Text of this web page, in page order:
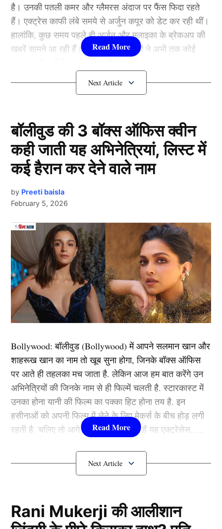
है। उनकी पतली कमर और ग्लैमरस अंदाज पर फैंस फिदा रहते
हैं। एक्ट्रेस काफी लंबे समये से अर्जुन कपूर को डेट कर रही थीं।
हालांकि, कुछ समय पहले ही अर्जुन और मलाइका के ब्रेकअप की
खबरें सामने आ रही हैं। लेकिन इस पर दोनों ने अभी तक कोई
Arora) ने दुख-दर्द पर पोस्ट शेयर किया है, जिसके बाद एक्ट्रेस
का पोस्ट चर्चा में आ गया है।
Malaika Arora को सताई अर्जुन कपूर की
याद
Next Article
बॉलीवुड की 3 बॉक्स ऑफिस क्वीन
कही जाती यह अभिनेत्रियां, लिस्ट में
कई हैरान कर देने वाले नाम
by Preeti baisla
February 5, 2026
Bollywood:बॉलीवुड (Bollywood)में आपने सलमान खान और
शाहरूख खान का नाम तो खूब सुना होगा, जिनके बॉक्स ऑफिस
पर आते ही तहलका मच जाता है. लेकिन आज हम बात करेंगे उन
अभिनेत्रियों की जिनके नाम से ही फिल्में चलती है. स्टारकास्ट में
उनका होना यानी की फिल्म का पक्का हिट होना तय है. इन
हसीनाओं को अपनी फिल्म में लेने के लिए मेकर्स के बीच होड़ लगी
रहती है. चलिए तो आगे जानते हैं कौन-कौन हैं यह एक्ट्रेसेस…..
कौन हैंBollywood की यह हसीनाएं?
Padukone)
Rani Mukerji की आलीशान